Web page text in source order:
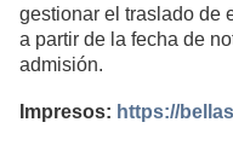
gestionar el traslado de
a partir de la fecha de
admisión.
Impresos: https://